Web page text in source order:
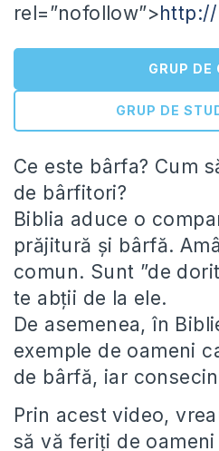
rel=”nofollow”>
GRUP DE
GRUP DE
Ce este bârfa? Cum
de bârfitori?
Biblia aduce o
prăjitură și bârfă.
comun. Sunt ”de
te abții de la ele.
De asemenea, în
exemple de oameni
de bârfă, iar
Prin acest video,
să vă feriți de